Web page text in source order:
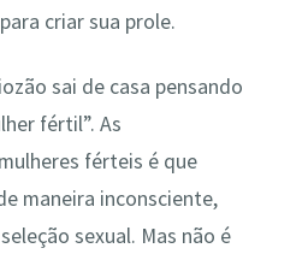
criar sua prole.
sai de casa pensando
fértil”. As
férteis é que
maneira inconsciente,
sexual. Mas não é